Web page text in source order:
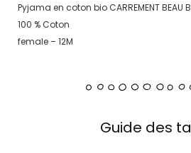
Pyjama en coton bio CARREMENT BEAU
100 % Coton
female – 12M
Guide des